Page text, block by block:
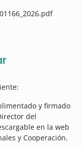
y firmado
del
en la web
y Cooperación.